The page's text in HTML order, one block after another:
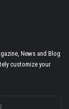
News and Blog
customize your